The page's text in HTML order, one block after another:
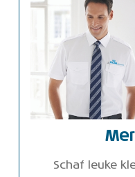
Schaf leuke